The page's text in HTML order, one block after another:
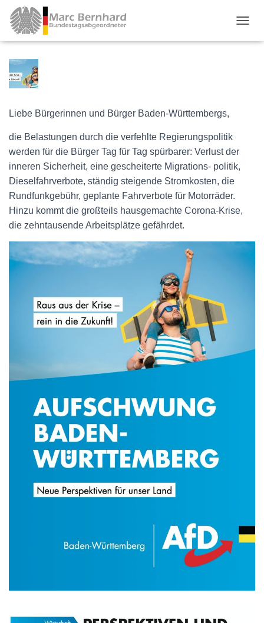
Liebe Bürgerinnen und Bürger Baden-Württembergs,
die Belastungen durch die verfehlte Regierungspolitik
werden für die Bürger Tag für Tag spürbarer: Verlust der
inneren Sicherheit, eine gescheiterte Migrations- politik,
Dieselfahrverbote, ständig steigende Stromkosten, die
Rundfunkgebühr, geplante Fahrverbote für Motorräder.
Hinzu kommt die großteils hausgemachte Corona-Krise,
die zehntausende Arbeitsplätze gefährdet.